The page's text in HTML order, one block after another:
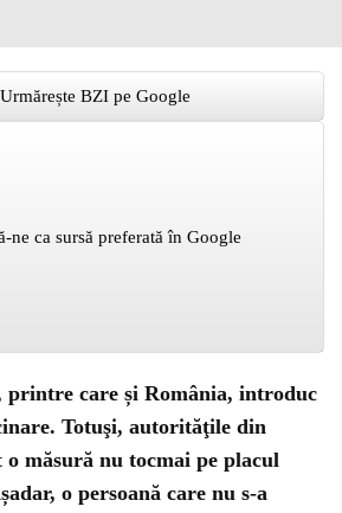
Urmărește BZI pe Google
ne ca sursă preferată în Google
care și România, introduc
Totuşi, autorităţile din
măsură nu tocmai pe placul
o persoană care nu s-a